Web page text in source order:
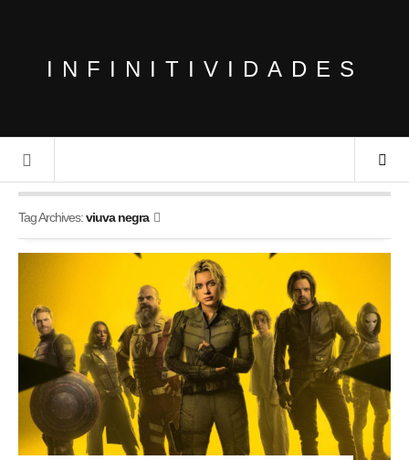
INFINITIVIDADES
Tag Archives:viuva negra